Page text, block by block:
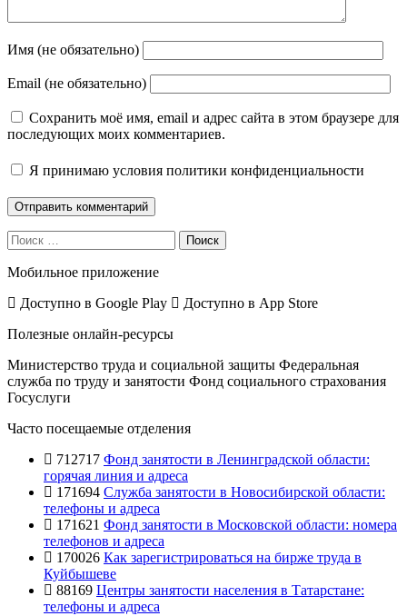
Имя (не обязательно)
Email (не обязательно)
Сохранить моё имя, email и адрес сайта в этом браузере для
последующих моих комментариев.
Я принимаю условия политики конфиденциальности
Поиск
Мобильное приложение
Доступно в Google Play Доступно в App Store
Полезные онлайн-ресурсы
Министерство труда и социальной защиты Федеральная
служба по труду и занятости Фонд социального страхования
Госуслуги
Часто посещаемые отделения
712717 Фонд занятости в Ленинградской области:
горячая линия и адреса
171694 Служба занятости в Новосибирской области:
телефоны и адреса
171621 Фонд занятости в Московской области: номера
телефонов и адреса
170026 Как зарегистрироваться на бирже труда в
Куйбышеве
88169 Центры занятости населения в Татарстане:
телефоны и адреса